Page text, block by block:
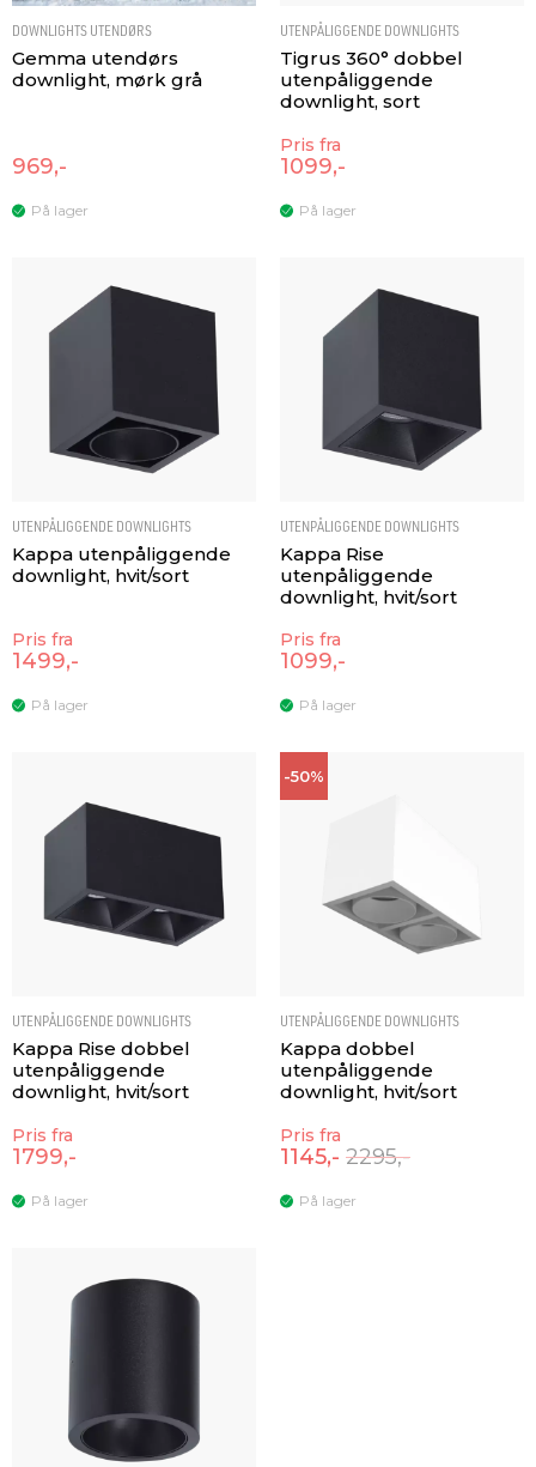
DOWNLIGHTS UTENDØRS
Gemma utendørs
downlight, mørk grå
969,-
På lager
UTENPÅLIGGENDE DOWNLIGHTS
Tigrus 360° dobbel
utenpåliggende
downlight, sort
Pris fra
1099,-
På lager
UTENPÅLIGGENDE DOWNLIGHTS
Kappa utenpåliggende
downlight, hvit/sort
Pris fra
1499,-
På lager
UTENPÅLIGGENDE DOWNLIGHTS
Kappa Rise
utenpåliggende
downlight, hvit/sort
Pris fra
1099,-
På lager
UTENPÅLIGGENDE DOWNLIGHTS
Kappa Rise dobbel
utenpåliggende
downlight, hvit/sort
Pris fra
1799,-
På lager
-50%
UTENPÅLIGGENDE DOWNLIGHTS
Kappa dobbel
utenpåliggende
downlight, hvit/sort
Pris fra
1145,- 2295,-
På lager